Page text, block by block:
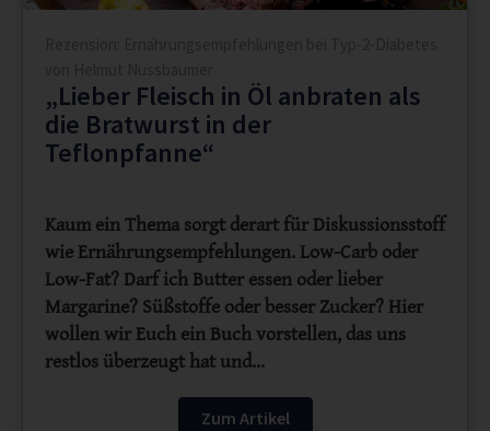
„Lieber Fleisch in Öl anbraten als
die Bratwurst in der
Teflonpfanne“
Kaum ein Thema sorgt derart für Diskussionsstoff
wie Ernährungsempfehlungen. Low-Carb oder
Low-Fat? Darf ich Butter essen oder lieber
Margarine? Süßstoffe oder besser Zucker? Hier
wollen wir Euch ein Buch vorstellen, das uns
restlos überzeugt hat und…
Zum Artikel